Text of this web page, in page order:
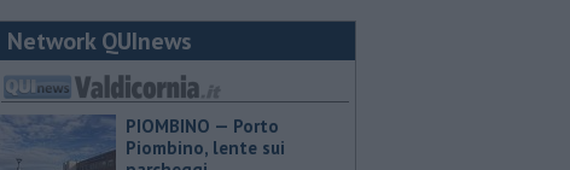
Network QUInews
PIOMBINO — Porto
Piombino, lente sui